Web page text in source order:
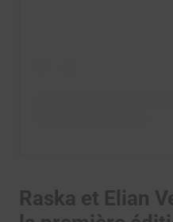
Raska et Elian